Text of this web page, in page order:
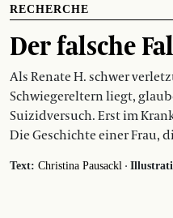
RECHERCHE
Der falsche
Als Renate H. schwer
Schwiegereltern liegt,
Suizidversuch. Erst im
Die Geschichte einer Frau,
Text: Christina Pausackl ·